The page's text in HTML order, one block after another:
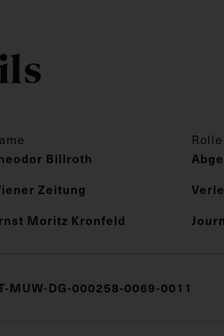
Rolle
Billroth
Zeitung
Moritz Kronfeld
MUW-DG-000258-0069-0011